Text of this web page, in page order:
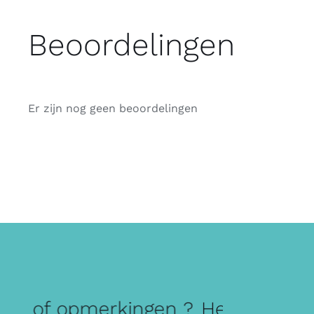
Beoordelingen
Er zijn nog geen beoordelingen
of opmerkingen ? Heb je